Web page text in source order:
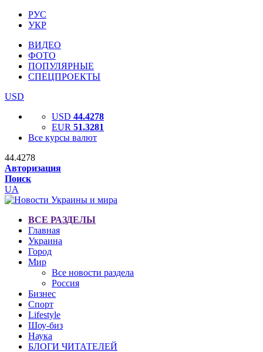
РУС
УКР
ВИДЕО
ФОТО
ПОПУЛЯРНЫЕ
СПЕЦПРОЕКТЫ
USD
USD 44.4278
EUR 51.3281
Все курсы валют
44.4278
Авторизация
Поиск
UA
ВСЕ РАЗДЕЛЫ
Главная
Украина
Город
Мир
Все новости раздела
Россия
Бизнес
Спорт
Lifestyle
Шоу-биз
Наука
БЛОГИ ЧИТАТЕЛЕЙ